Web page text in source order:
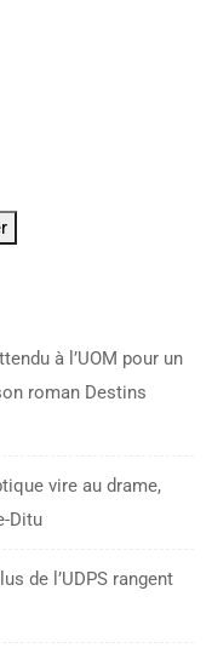
à l’UOM pour un
roman Destins
vire au drame,
Ditu
de l’UDPS rangent